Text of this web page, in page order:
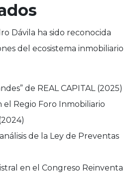
Dávila ha sido reconocida
del ecosistema inmobiliario
de REAL CAPITAL (2025)
Regio Foro Inmobiliario
de la Ley de Preventas
en el Congreso Reinventa